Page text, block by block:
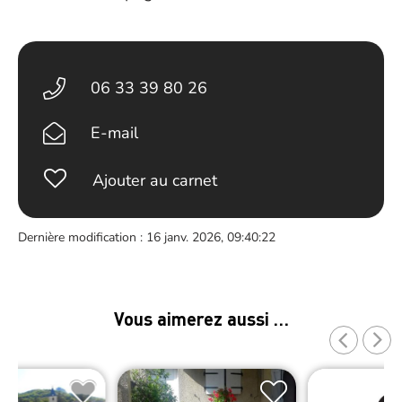
06 33 39 80 26
E-mail
Ajouter au carnet
Dernière modification : 16 janv. 2026, 09:40:22
Vous aimerez aussi …